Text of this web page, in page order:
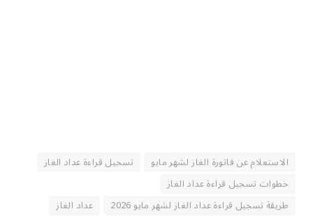
الاستعلام عن فاتورة الغاز لشهر مايو
تسجيل قراءة عداد الغاز
خطوات تسجيل قراءة عداد الغاز
طريقة تسجيل قراءة عداد الغاز لشهر مايو 2026
عداد الغاز